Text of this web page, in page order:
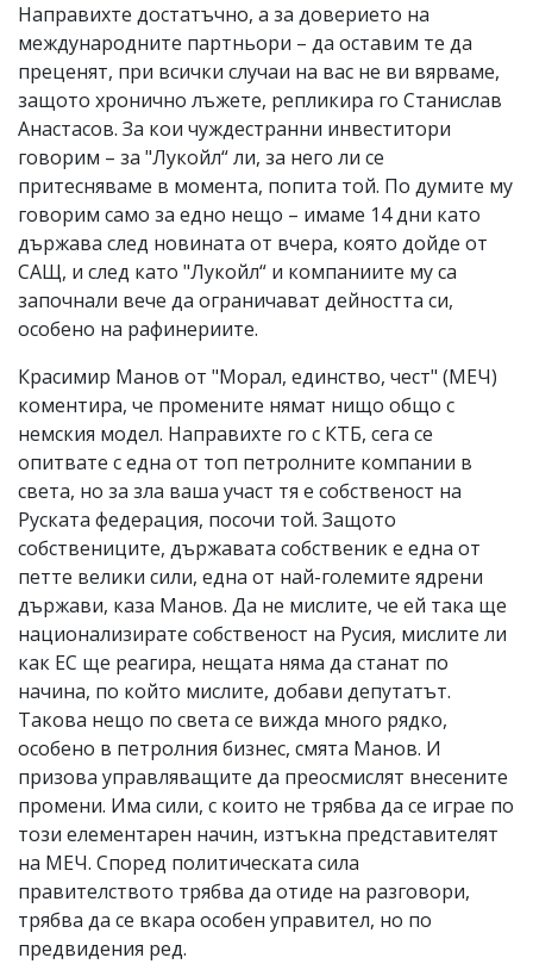
Направихте достатъчно, а за доверието на
международните партньори – да оставим те да
преценят, при всички случаи на вас не ви вярваме,
защото хронично лъжете, репликира го Станислав
Анастасов. За кои чуждестранни инвеститори
говорим – за "Лукойл“ ли, за него ли се
притесняваме в момента, попита той. По думите му
говорим само за едно нещо – имаме 14 дни като
държава след новината от вчера, която дойде от
САЩ, и след като "Лукойл“ и компаниите му са
започнали вече да ограничават дейността си,
особено на рафинериите.
Красимир Манов от "Морал, единство, чест" (МЕЧ)
коментира, че промените нямат нищо общо с
немския модел. Направихте го с КТБ, сега се
опитвате с една от топ петролните компании в
света, но за зла ваша участ тя е собственост на
Руската федерация, посочи той. Защото
собствениците, държавата собственик е една от
петте велики сили, една от най-големите ядрени
държави, каза Манов. Да не мислите, че ей така ще
национализирате собственост на Русия, мислите ли
как ЕС ще реагира, нещата няма да станат по
начина, по който мислите, добави депутатът.
Такова нещо по света се вижда много рядко,
особено в петролния бизнес, смята Манов. И
призова управляващите да преосмислят внесените
промени. Има сили, с които не трябва да се играе по
този елементарен начин, изтъкна представителят
на МЕЧ. Според политическата сила
правителството трябва да отиде на разговори,
трябва да се вкара особен управител, но по
предвидения ред.